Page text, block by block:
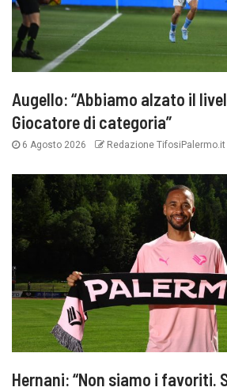
Augello: “Abbiamo alzato il
Giocatore di categoria”
6 Agosto 2026 Redazione TifosiPalermo.it
Hernani: “Non siamo i favoriti.